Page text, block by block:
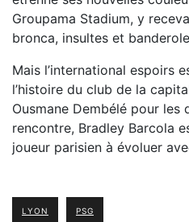
Groupama Stadium, y
bronca, insultes et
Mais l’international espoirs
l’histoire du club de la
Ousmane Dembélé pour les
rencontre, Bradley Barcola
joueur parisien à évoluer
LYON PSG